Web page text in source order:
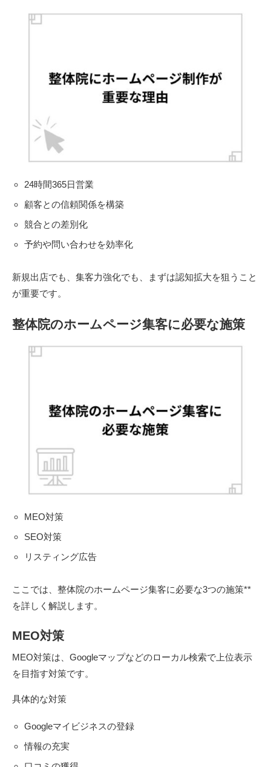
24時間365日営業
顧客との信頼関係を構築
競合との差別化
予約や問い合わせを効率化
新規出店でも、集客力強化でも、まずは認知拡大を狙うこと
が重要です。
整体院のホームページ集客に必要な施策
MEO対策
SEO対策
リスティング広告
ここでは、整体院のホームページ集客に必要な3つの施策**
を詳しく解説します。
MEO対策
MEO対策は、Googleマップなどのローカル検索で上位表示
を目指す対策です。
具体的な対策
Googleマイビジネスの登録
情報の充実